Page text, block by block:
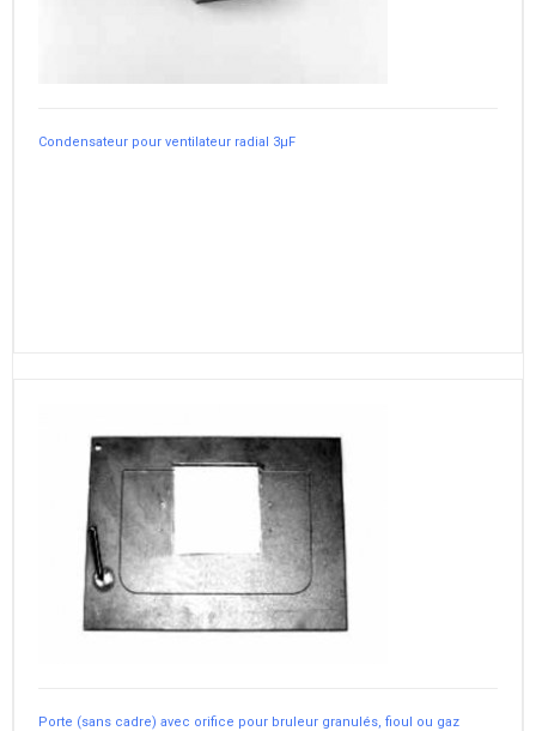
Condensateur pour ventilateur radial 3µF
Porte (sans cadre) avec orifice pour bruleur granulés, fioul ou gaz